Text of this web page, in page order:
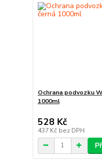
Ochrana podvozku
1000ml
528 Kč
437 Kč bez DPH